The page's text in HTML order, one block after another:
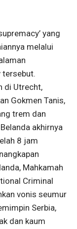
yang
melalui
tersebut.
di Utrecht,
Gokmen Tanis,
trem dan
akhirnya
8 jam
Mahkamah
Criminal
vonis seumur
Serbia,
dan kaum